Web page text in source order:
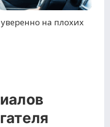
на плохих